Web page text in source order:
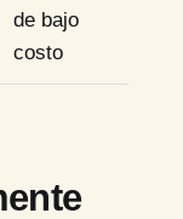
de bajo
costo